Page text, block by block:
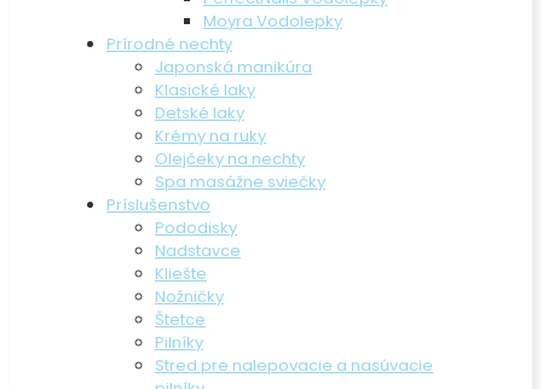
Moyra Vodolepky
Prírodné nechty
Japonská manikúra
Klasické laky
Detské laky
Krémy na ruky
Olejčeky na nechty
Spa masážne sviečky
Príslušenstvo
Pododisky
Nadstavce
Kliešte
Nožničky
Štetce
Pilníky
Stred pre nalepovacie a nasúvacie